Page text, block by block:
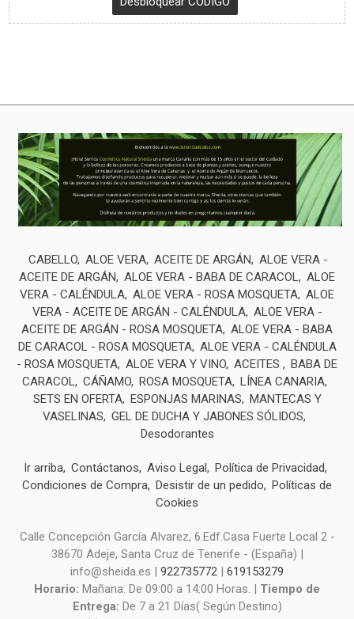
CABELLO ALOE VERA ACEITE DE ARGÁN
ALOE VERA -
ACEITE DE ARGÁN
ALOE VERA - BABA DE CARACOL ALOE
VERA - CALÉNDULA ALOE VERA - ROSA MOSQUETA ALOE
VERA - ACEITE DE ARGÁN - CALÉNDULA ALOE VERA -
ACEITE DE ARGÁN - ROSA MOSQUETA ALOE VERA - BABA
DE CARACOL - ROSA MOSQUETA ALOE VERA - CALÉNDULA
- ROSA MOSQUETA ALOE VERA Y VINO ACEITES
BABA DE
CARACOL CÁÑAMO ROSA MOSQUETA
LÍNEA CANARIA
SETS EN OFERTA
ESPONJAS MARINAS
MANTECAS Y
VASELINAS
GEL DE DUCHA Y JABONES SÓLIDOS
Desodorantes
Ir arriba Contáctanos Aviso Legal
Política de Privacidad
Condiciones de Compra
Desistir de un pedido
Políticas de
Cookies
Calle Concepción García Alvarez, 6.Edf.Casa Fuerte Local 2 -
38670 Adeje, Santa Cruz de Tenerife - (España) |
info@sheida.es | 922735772
619153279
Horario: Mañana: De 09:00 a 14:00 Horas. | Tiempo de
Entrega: De 7 a 21 Días( Según Destino)